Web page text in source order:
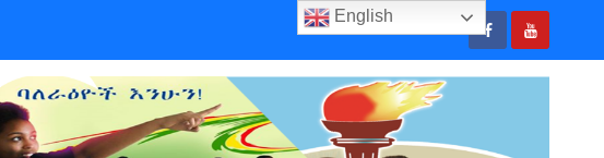
English